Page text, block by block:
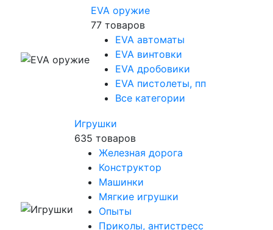
EVA оружие
77 товаров
EVA автоматы
EVA винтовки
EVA дробовики
EVA пистолеты, пп
Все категории
Игрушки
635 товаров
Железная дорога
Конструктор
Машинки
Мягкие игрушки
Опыты
Приколы, антистресс